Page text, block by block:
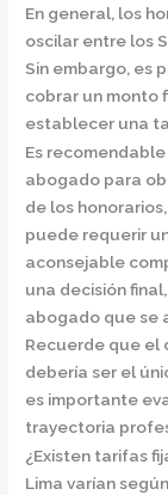
En general, los
oscilar entre los
Sin embargo, es
cobrar un monto
establecer una
Es
abogado para
de los
puede requerir
aconsejable
una decisión
abogado que se
Recuerde que el
debería ser el
es importante
trayectoria
¿Existen tarifas
Lima varían